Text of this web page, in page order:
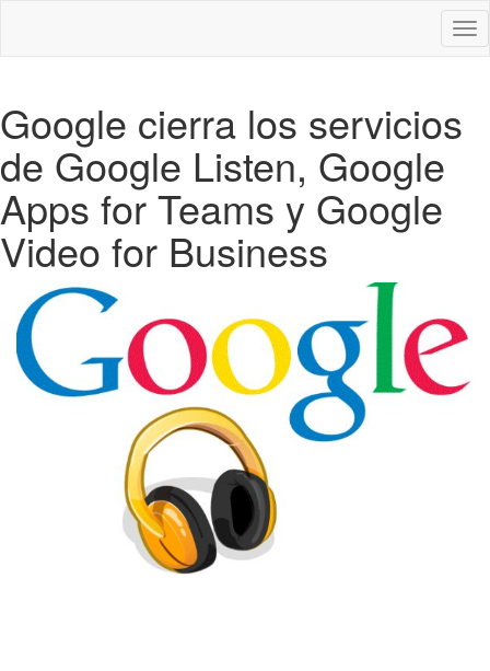
Google cierra los servicios
de Google Listen, Google
Apps for Teams y Google
Video for Business